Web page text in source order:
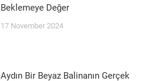
Beklemeye Değer
17 November 2024
Aydın Bir Beyaz Balinanın Gerçek